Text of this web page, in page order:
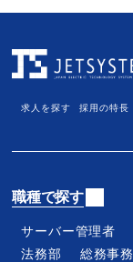
山梨県
兵庫県
広島県
香川県
求人を探す 採用の特長
職種で探す
サーバー管理者
法務部
総務事務